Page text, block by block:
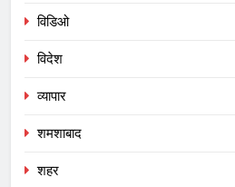
विडिओ
विदेश
व्यापार
शमशाबाद
शहर